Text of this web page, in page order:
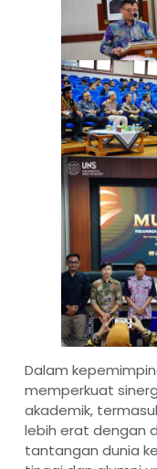
Dalam
memperkuat
akademik,
lebih erat dengan
tantangan dunia